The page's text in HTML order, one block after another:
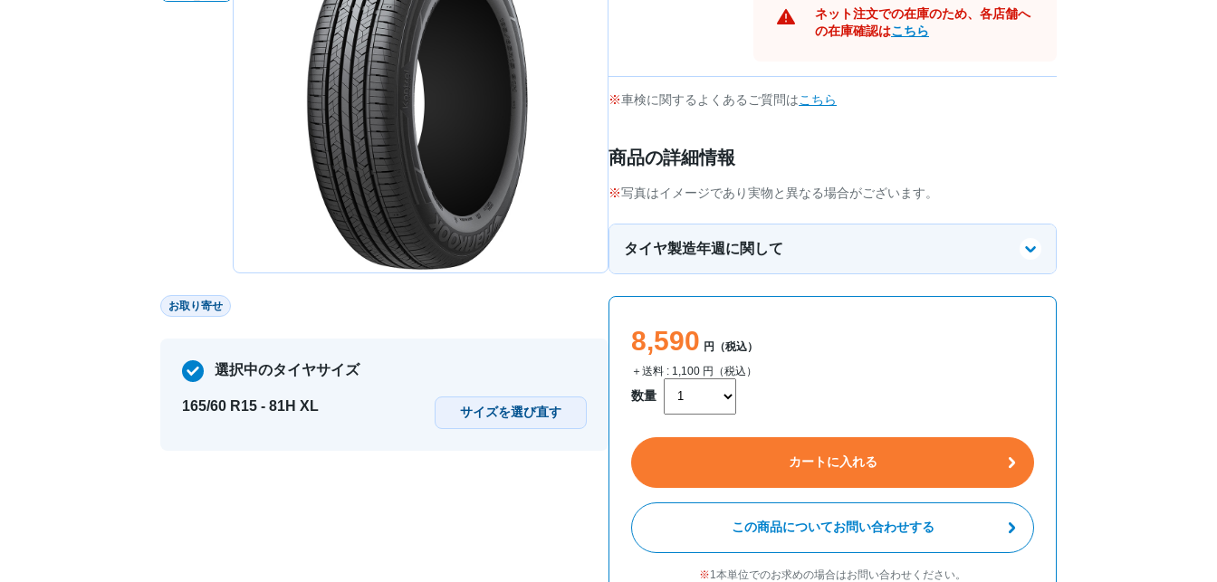
お取り寄せ
選択中のタイヤサイズ
165/60 R15 - 81H XL サイズを選び直す
ネット注文での在庫のため、各店舗へ
の在庫確認はこちら
車検に関するよくあるご質問はこちら
商品の詳細情報
写真はイメージであり実物と異なる場合がございます。
タイヤ製造年週に関して
8,590 円（税込）
＋送料 : 1,100 円（税込）
数量
カートに入れる
この商品についてお問い合わせする
1本単位でのお求めの場合はお問い合わせください。